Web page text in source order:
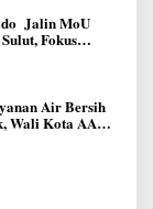
Jalin MoU
Fokus
Air Bersih
Wali Kota AA